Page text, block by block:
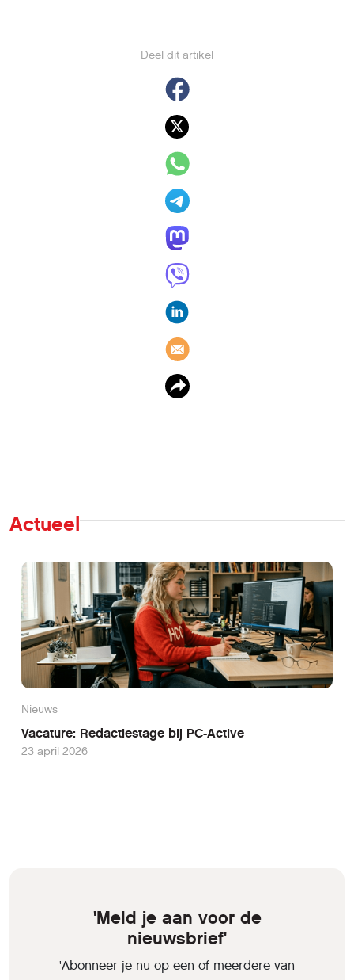
Deel dit artikel
Actueel
Nieuws
Vacature: Redactiestage bij PC-Active
23 april 2026
'Meld je aan voor de
nieuwsbrief'
'Abonneer je nu op een of meerdere van